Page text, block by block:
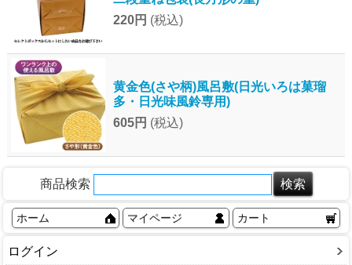
220円 (税込)
黄金色(さや柄)風呂敷(日光いろは菓瑠
多・日光味風鈴専用)
605円 (税込)
商品検索
ホーム マイページ カート
ログイン